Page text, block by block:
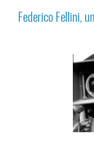
Federico Fellini,